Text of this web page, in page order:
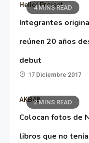
4 MINS READ
Hello! Project
Integrantes
reúnen 20 años
debut
17 Diciembre 2017
2 MINS READ
AKB48
Colocan fotos de
libros que no